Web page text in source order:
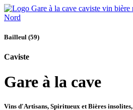
Bailleul (59)
Caviste
Gare à la cave
Vins d'Artisans, Spiritueux et Bières insolites,